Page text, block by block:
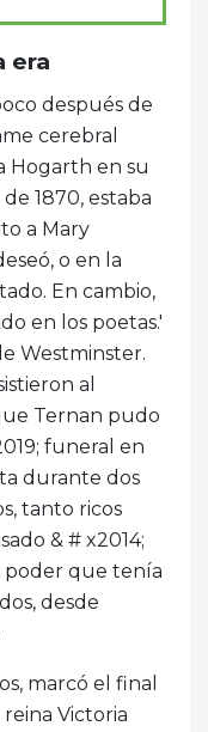
era
después de
cerebral
Hogarth en su
1870, estaba
a Mary
o en la
En cambio,
en los poetas.'
Westminster.
al
Ternan pudo
funeral en
durante dos
tanto ricos
& # x2014;
poder que tenía
desde
marcó el final
Victoria